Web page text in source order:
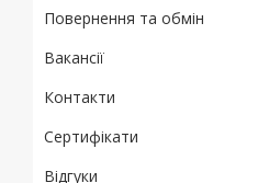
Повернення та обмін
Вакансії
Контакти
Сертифікати
Відгуки